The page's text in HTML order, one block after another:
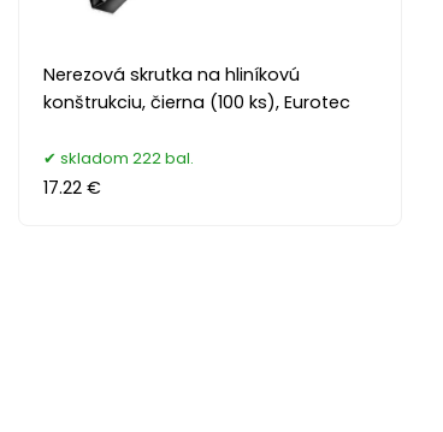
Nerezová skrutka na hliníkovú
konštrukciu, čierna (100 ks), Eurotec
skladom 222 bal.
17.22 €